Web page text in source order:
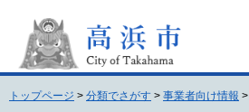
頭
飛
トップページ > 分類でさがす > 事業者向け情報 >